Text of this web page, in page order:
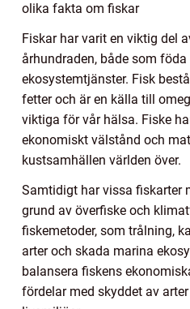
olika fakta om fiskar
Fiskar har varit en viktig del
århundraden, både som
ekosystemtjänster. Fisk
fetter och är en källa till
viktiga för vår hälsa. Fiske
ekonomiskt välstånd och
kustsamhällen världen över.
Samtidigt har vissa fiskarter
grund av överfiske och
fiskemetoder, som trålning,
arter och skada marina
balansera fiskens
fördelar med skyddet av